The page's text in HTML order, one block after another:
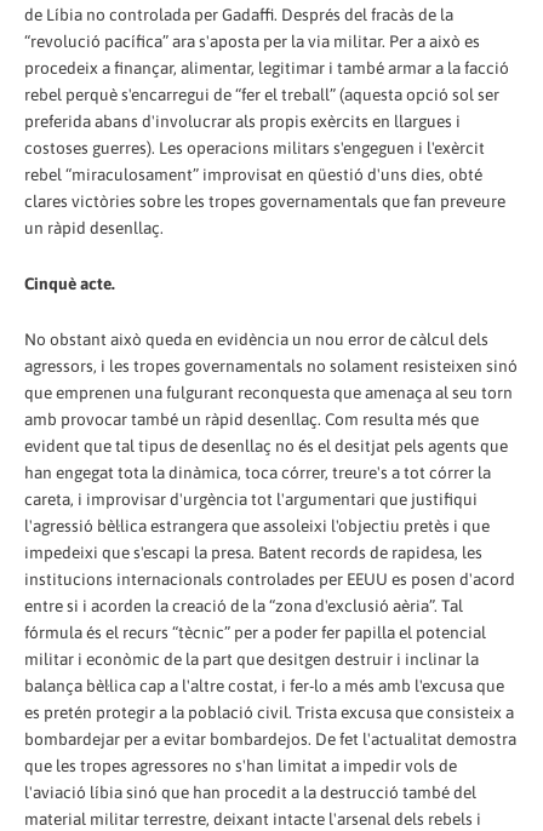
de Líbia no controlada per Gadaffi. Després del fracàs de la
“revolució pacífica” ara s'aposta per la via militar. Per a això es
procedeix a finançar, alimentar, legitimar i també armar a la facció
rebel perquè s'encarregui de “fer el treball” (aquesta opció sol ser
preferida abans d'involucrar als propis exèrcits en llargues i
costoses guerres). Les operacions militars s'engeguen i l'exèrcit
rebel “miraculosament” improvisat en qüestió d'uns dies, obté
clares victòries sobre les tropes governamentals que fan preveure
un ràpid desenllaç.
Cinquè acte.
No obstant això queda en evidència un nou error de càlcul dels
agressors, i les tropes governamentals no solament resisteixen sinó
que emprenen una fulgurant reconquesta que amenaça al seu torn
amb provocar també un ràpid desenllaç. Com resulta més que
evident que tal tipus de desenllaç no és el desitjat pels agents que
han engegat tota la dinàmica, toca córrer, treure's a tot córrer la
careta, i improvisar d'urgència tot l'argumentari que justifiqui
l'agressió bèl·lica estrangera que assoleixi l'objectiu pretès i que
impedeixi que s'escapi la presa. Batent records de rapidesa, les
institucions internacionals controlades per EEUU es posen d'acord
entre si i acorden la creació de la “zona d'exclusió aèria”. Tal
fórmula és el recurs “tècnic” per a poder fer papilla el potencial
militar i econòmic de la part que desitgen destruir i inclinar la
balança bèl·lica cap a l'altre costat, i fer-lo a més amb l'excusa que
es pretén protegir a la població civil. Trista excusa que consisteix a
bombardejar per a evitar bombardejos. De fet l'actualitat demostra
que les tropes agressores no s'han limitat a impedir vols de
l'aviació líbia sinó que han procedit a la destrucció també del
material militar terrestre, deixant intacte l'arsenal dels rebels i